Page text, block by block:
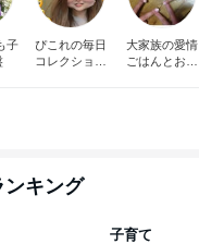
子
ぴこれの毎日
コレクション
大家族の愛情
ごはんとお弁
ンキング
子育て